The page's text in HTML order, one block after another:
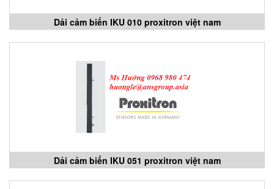
Dải cảm biến IKU 010 proxitron việt nam
Dải cảm biến IKU 051 proxitron việt nam